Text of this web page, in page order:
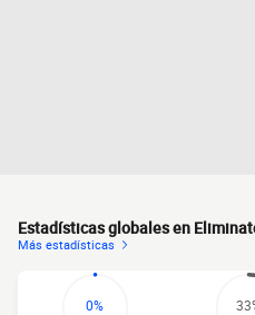
Estadísticas globales en
Más estadísticas
0%